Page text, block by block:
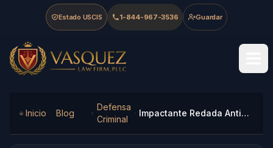
Skip to main content
Skip to navigation
Skip to footer
Estado USCIS 1-844-967-3536 Guardar
Vasquez Law Firm - Home
Inicio Blog
Defensa
Criminal
Impactante Redada Antidrogas en Henderson: Qué Sigue Tras los Arrestos en Vance County en 2026